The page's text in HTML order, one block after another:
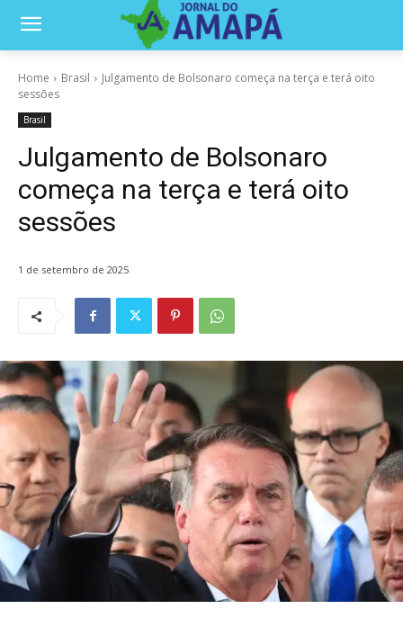
Home Brasil
Julgamento de Bolsonaro começa na terça e terá oito
sessões
Brasil
Julgamento de Bolsonaro
começa na terça e terá oito
sessões
1 de setembro de 2025